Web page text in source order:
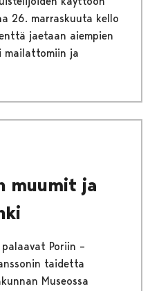
26. marraskuuta kello
jaetaan aiempien
mailattomiin ja
muumit ja
Poriin –
taidetta
Museossa